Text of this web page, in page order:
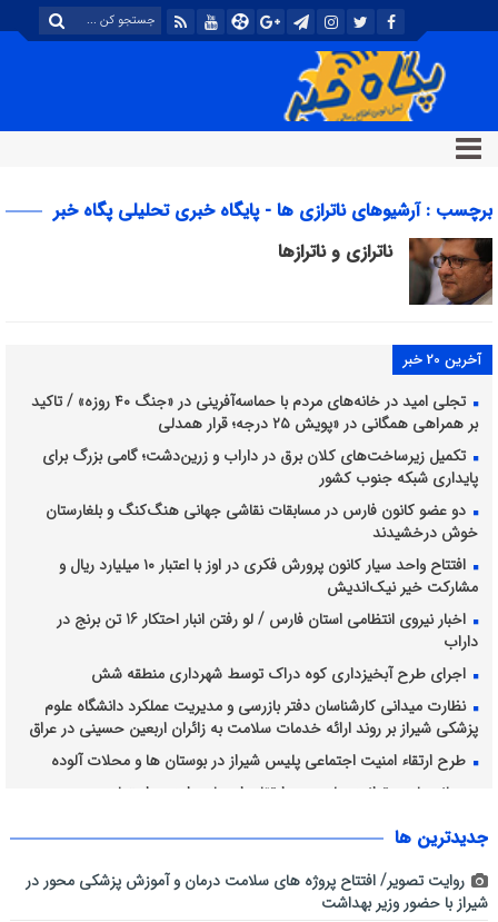
برچسب : آرشیوهای ناترازی ها - پایگاه خبری تحلیلی پگاه خبر
ناترازی و ناترازها
آخرین 20 خبر
تجلی امید در خانه‌های مردم با حماسه‌آفرینی در «جنگ ۴۰ روزه» / تاکید
بر همراهی همگانی در «پویش ۲۵ درجه؛ قرار همدلی
تکمیل زیرساخت‌های کلان برق در داراب و زرین‌دشت؛ گامی بزرگ برای
پایداری شبکه جنوب کشور
دو عضو کانون فارس در مسابقات نقاشی جهانی هنگ‌کنگ و بلغارستان
خوش درخشیدند
افتتاح واحد سیار کانون پرورش فکری در اوز با اعتبار ۱۰ میلیارد ریال و
مشارکت خیر نیک‌اندیش
اخبار نیروی انتظامی استان فارس / لو رفتن انبار احتکار 16 تن برنج در
داراب
اجرای طرح آبخیزداری کوه دراک توسط شهرداری منطقه شش
نظارت میدانی کارشناسان دفتر بازرسی و مدیریت عملکرد دانشگاه علوم
پزشکی شیراز بر روند ارائه خدمات سلامت به زائران اربعین حسینی در عراق
طرح ارتقاء امنیت اجتماعی پلیس شیراز در بوستان ها و محلات آلوده
رسانه، بازوی توانمند پلیس در ارتقای احساس امنیت اجتماعی
فرهنگ عاشورا، محور همدلی و خدمت در ستاد اربعین حسینی شهرداری
شیراز
جديدترين ها
روایت تصویر/ افتتاح پروژه های سلامت درمان و آموزش پزشکی محور در
شیراز با حضور وزیر بهداشت